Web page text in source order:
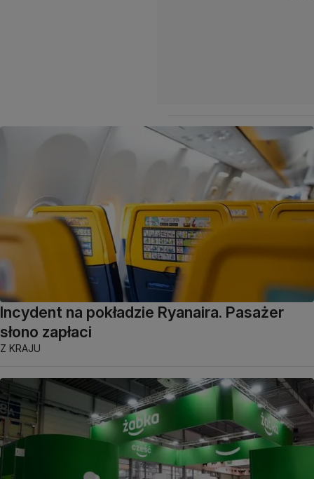
Incydent na pokładzie Ryanaira. Pasażer
słono zapłaci
Z KRAJU